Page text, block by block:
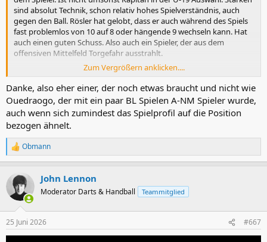
sind absolut Technik, schon relativ hohes Spielverständnis, auch
gegen den Ball. Rösler hat gelobt, dass er auch während des Spiels
fast problemlos von 10 auf 8 oder hängende 9 wechseln kann. Hat
auch einen guten Schuss. Also auch ein Spieler, der aus dem
offensiven Mittelfeld Torgefahr ausstrahlt.
Man hat aber auch gemerkt, wie bei jedem jungen Spieler, dass die
Saison lange ging. Da hat es dann auch an der Körperlichkeit,
Spritzigkeit gefehlt. Zuletzt war er dann eher ein Mitläufer.
Hin und wieder empfinde ich ihn noch zu verspielt, zu wenig
zielstrebig. Ist jetzt auch kein Hochgeschwindigkeitsspieler wie es
zum Beispiel Alfa Romeo ist. Aber ja BL kann man ihm zutrauen, die
Frage ist nur in welcher Rolle und mit welcher Spiellast.
Zum Vergrößern anklicken....
Danke, also eher einer, der noch etwas braucht und nicht wie
Ouedraogo, der mit ein paar BL Spielen A-NM Spieler wurde,
auch wenn sich zumindest das Spielprofil auf die Position
bezogen ähnelt.
R
e
k
i
n
e
n
Obmann
John Lennon
Moderator Darts & Handball Teammitglied
25 Juni 2026 #667